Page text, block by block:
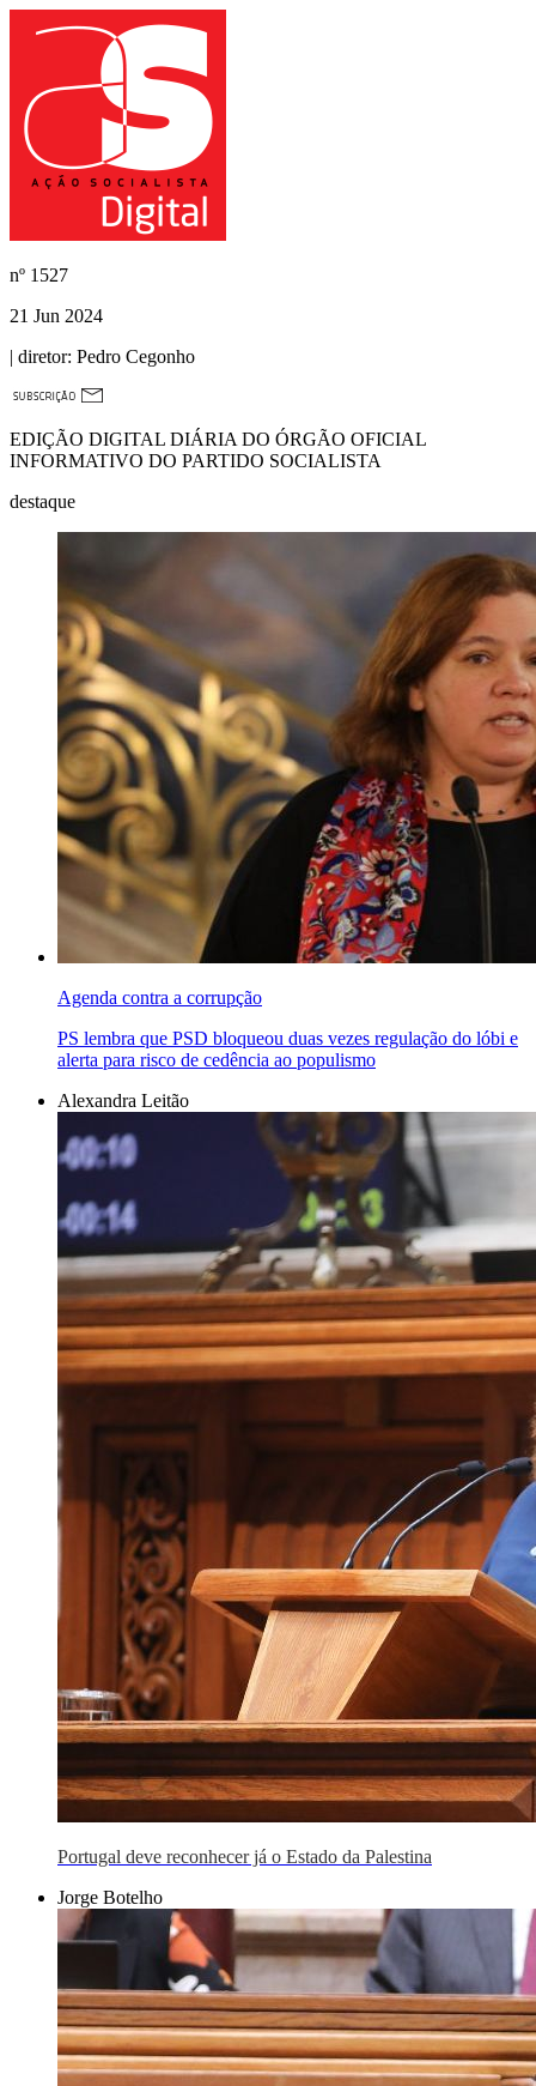
nº 1527
21 Jun 2024
| diretor: Pedro Cegonho
EDIÇÃO DIGITAL DIÁRIA DO ÓRGÃO OFICIAL
INFORMATIVO DO PARTIDO SOCIALISTA
destaque
Agenda contra a corrupção
PS lembra que PSD bloqueou duas vezes regulação do lóbi e
alerta para risco de cedência ao populismo
Alexandra Leitão
Portugal deve reconhecer já o Estado da Palestina
Jorge Botelho